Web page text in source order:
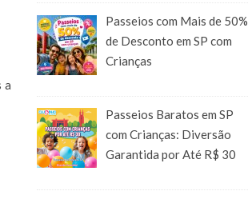
a
Passeios com Mais de 50%
de Desconto em SP com
Crianças
Passeios Baratos em SP
com Crianças: Diversão
Garantida por Até R$ 30